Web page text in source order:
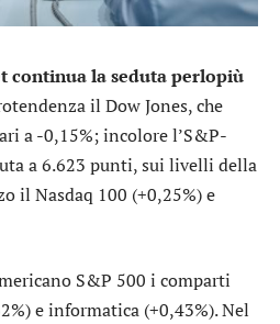
continua la seduta perlopiù
il Dow Jones, che
a -0,15%; incolore l’S&P-
a 6.623 punti, sui livelli della
il Nasdaq 100 (+0,25%) e
S&P 500 i comparti
einformatica (+0,43%). Nel